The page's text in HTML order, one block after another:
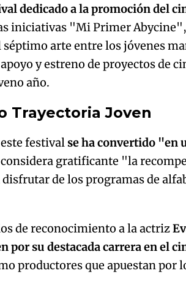
dedicado a la promoción del
iniciativas "Mi Primer
arte entre los jóvenes
y estreno de proyectos de
año.
Trayectoria Joven
este festivalse ha convertido "en
gratificante "la
disfrutar de los programas de
de reconocimiento a la actriz
por su destacada carrera en el
productores que apuestan por